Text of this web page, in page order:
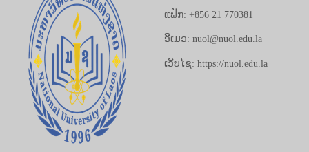
ແຟັກ: +856 21 770381
ອີເມວ: nuol@nuol.edu.la
ເວັບໄຊ: https://nuol.edu.la